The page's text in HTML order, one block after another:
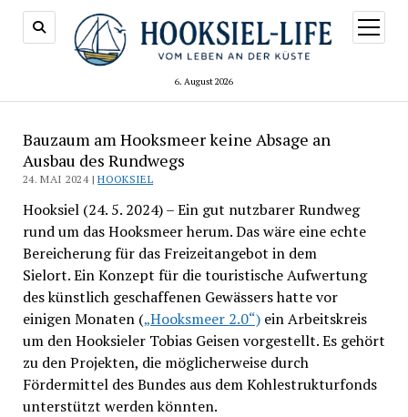
6. August 2026
Menü
öffnen
Bauzaum am Hooksmeer keine Absage an
Ausbau des Rundwegs
24. MAI 2024 |HOOKSIEL
Hooksiel (24. 5. 2024) – Ein gut nutzbarer Rundweg
rund um das Hooksmeer herum. Das wäre eine echte
Bereicherung für das Freizeitangebot in dem
Sielort. Ein Konzept für die touristische Aufwertung
des künstlich geschaffenen Gewässers hatte vor
einigen Monaten („Hooksmeer 2.0“)ein Arbeitskreis
um den Hooksieler Tobias Geisen vorgestellt. Es gehört
zu den Projekten, die möglicherweise durch
Fördermittel des Bundes aus dem Kohlestrukturfonds
unterstützt werden könnten.